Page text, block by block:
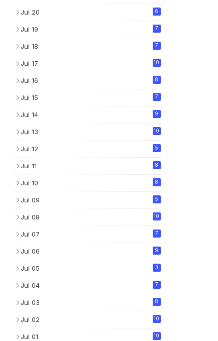
Jul 20 6
Jul 19 7
Jul 18 7
Jul 17 10
Jul 16 8
Jul 15 7
Jul 14 9
Jul 13 10
Jul 12 5
Jul 11 8
Jul 10 8
Jul 09 5
Jul 08 10
Jul 07 7
Jul 06 9
Jul 05 3
Jul 04 7
Jul 03 8
Jul 02 10
Jul 01 10